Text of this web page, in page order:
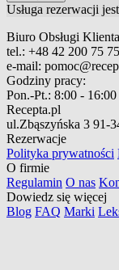
Usługa rezerwacji
Biuro Obsługi Klienta
tel.: +48 42 200 75 75
e-mail:
Godziny pracy:
Pon.-Pt.: 8:00 - 16:00
Recepta.pl
ul.Zbąszyńska 3 91-
Rezerwacje
Polityka prywatności
O firmie
Regulamin O nas
Dowiedz się więcej
Blog FAQ Marki